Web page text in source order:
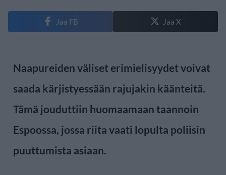
Jaa FB Jaa X
Naapureiden väliset erimielisyydet voivat
saada kärjistyessään rajujakin käänteitä.
Tämä jouduttiin huomaamaan taannoin
Espoossa, jossa riita vaati lopulta poliisin
puuttumista asiaan.